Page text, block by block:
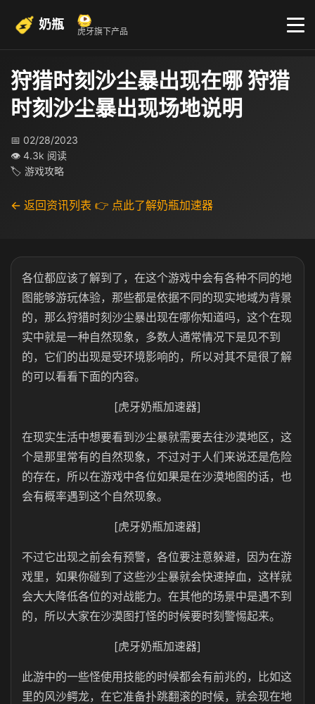
奶瓶 虎牙旗下产品
狩猎时刻沙尘暴出现在哪 狩猎
时刻沙尘暴出现场地说明
📅 02/28/2023
👁 4.3k 阅读
🏷 游戏攻略
← 返回资讯列表 👉 点此了解奶瓶加速器
各位都应该了解到了，在这个游戏中会有各种不同的地
图能够游玩体验，那些都是依据不同的现实地域为背景
的，那么狩猎时刻沙尘暴出现在哪你知道吗，这个在现
实中就是一种自然现象，多数人通常情况下是见不到
的，它们的出现是受环境影响的，所以对其不是很了解
的可以看看下面的内容。
[虎牙奶瓶加速器]
在现实生活中想要看到沙尘暴就需要去往沙漠地区，这
个是那里常有的自然现象，不过对于人们来说还是危险
的存在，所以在游戏中各位如果是在沙漠地图的话，也
会有概率遇到这个自然现象。
[虎牙奶瓶加速器]
不过它出现之前会有预警，各位要注意躲避，因为在游
戏里，如果你碰到了这些沙尘暴就会快速掉血，这样就
会大大降低各位的对战能力。在其他的场景中是遇不到
的，所以大家在沙漠图打怪的时候要时刻警惕起来。
[虎牙奶瓶加速器]
此游中的一些怪使用技能的时候都会有前兆的，比如这
里的风沙鳄龙，在它准备扑跳翻滚的时候，就会现在地